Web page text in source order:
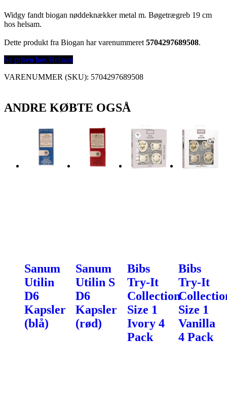
Widgy fandt biogan nøddeknækker metal m. Bøgetrægreb 19 cm
hos helsam.
Dette produkt fra Biogan har varenummeret 5704297689508.
Se prisen hos Helsam
VARENUMMER (SKU): 5704297689508
ANDRE KØBTE OGSÅ
Sanum
Utilin
D6
Kapsler
(blå)
Sanum
Utilin S
D6
Kapsler
(rød)
Bibs
Try-It
Collection
Size 1
Ivory 4
Pack
Bibs
Try-It
Size 1
Vanilla
4 Pack